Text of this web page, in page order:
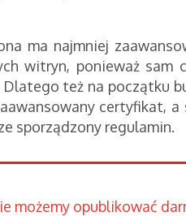
ma najmniej
witryn, ponieważ sam
też na początku
certyfikat, a
sporządzony regulamin.
możemy opublikować